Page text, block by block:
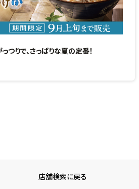
っつりで、さっぱりな夏の定番！
店舗検索に戻る